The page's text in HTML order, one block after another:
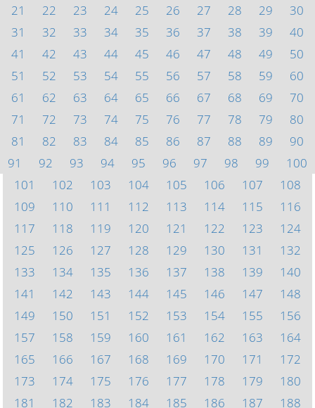
21
22 23 24 25 26 27 28 29
30
31
32 33 34 35 36 37 38 39
40
41
42 43 44 45 46 47 48 49
50
51
52 53 54 55 56 57 58 59
60
61
62 63 64 65 66 67 68 69
70
71
72 73 74 75 76 77 78 79
80
81
82 83 84 85 86 87 88 89
90
91
92 93 94 95 96 97 98 99
100
101
102 103 104 105 106 107
108
109
110 111 112 113 114 115
116
117
118 119 120 121 122 123
124
125
126 127 128 129 130 131
132
133
134 135 136 137 138 139
140
141
142 143 144 145 146 147
148
149
150 151 152 153 154 155
156
157
158 159 160 161 162 163
164
165
166 167 168 169 170 171
172
173
174 175 176 177 178 179
180
181
182 183 184 185 186 187
188